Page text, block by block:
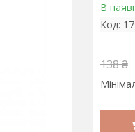
В
Код:
138 ₴